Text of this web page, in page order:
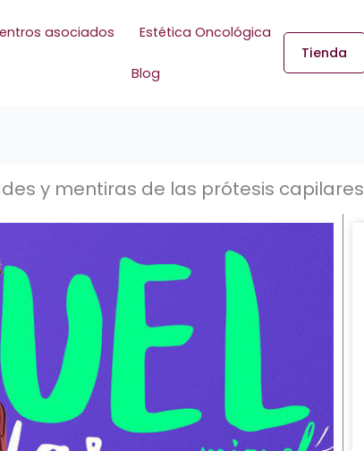
asociados Estética Oncológica
Blog
Tienda
y mentiras de las prótesis capilares